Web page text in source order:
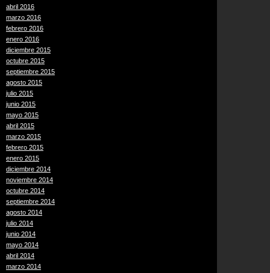
abril 2016
marzo 2016
febrero 2016
enero 2016
diciembre 2015
octubre 2015
septiembre 2015
agosto 2015
julio 2015
junio 2015
mayo 2015
abril 2015
marzo 2015
febrero 2015
enero 2015
diciembre 2014
noviembre 2014
octubre 2014
septiembre 2014
agosto 2014
julio 2014
junio 2014
mayo 2014
abril 2014
marzo 2014